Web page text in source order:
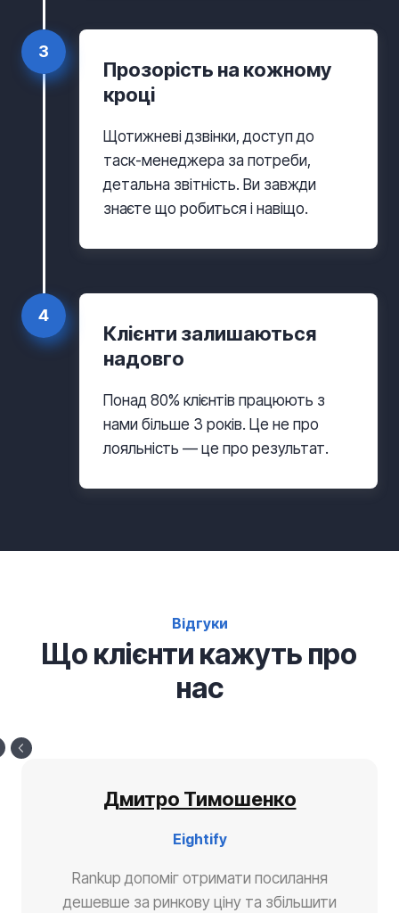
3
Прозорість на кожному
кроці
Щотижневі дзвінки, доступ до
таск-менеджера за потреби,
детальна звітність. Ви завжди
знаєте що робиться і навіщо.
4
Клієнти залишаються
надовго
Понад 80% клієнтів працюють з
нами більше 3 років. Це не про
лояльність — це про результат.
Відгуки
Що клієнти кажуть про
нас
Дмитро Тимошенко
Eightify
Rankup допоміг отримати посилання
дешевше за ринкову ціну та збільшити